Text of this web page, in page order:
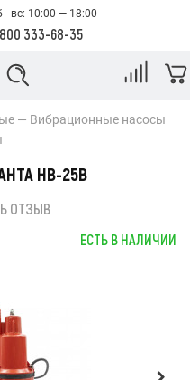
- вс: 10:00 — 18:00
333-68-35
Вибрационные насосы
НВ-25В
ОТЗЫВ
ЕСТЬ В НАЛИЧИИ